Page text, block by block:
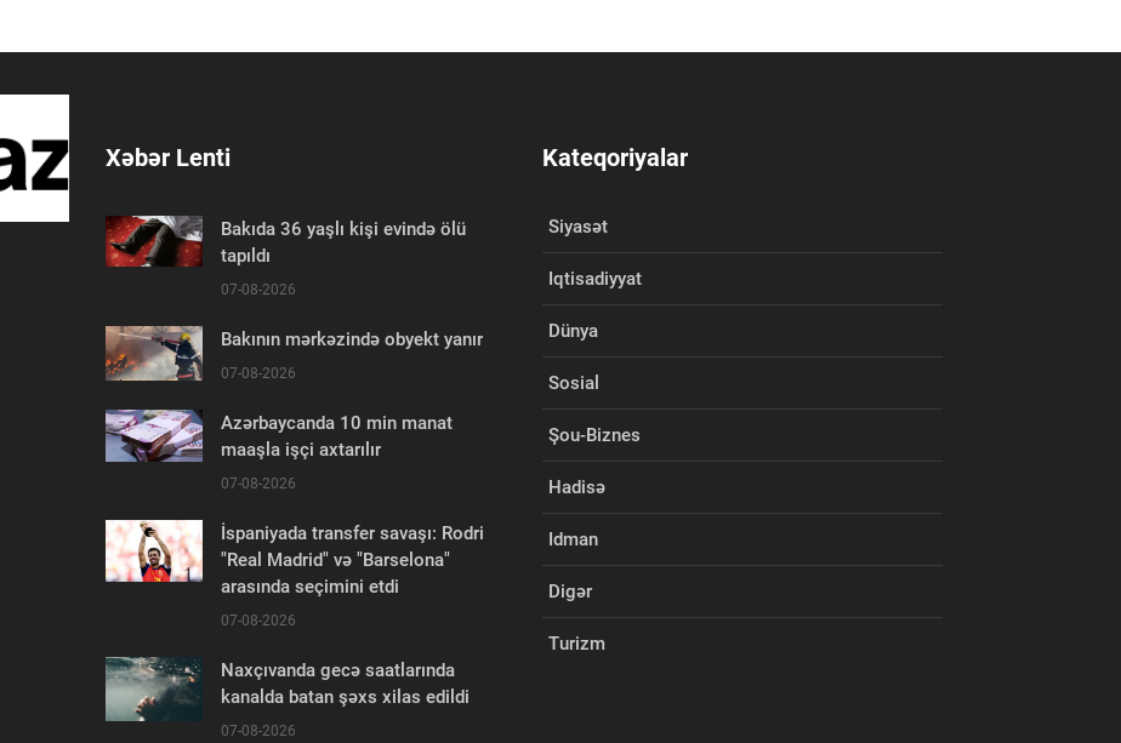
Xəbər Lenti
Bakıda 36 yaşlı kişi evində ölü
tapıldı
07-08-2026
Bakının mərkəzində obyekt yanır
07-08-2026
Azərbaycanda 10 min manat
maaşla işçi axtarılır
07-08-2026
İspaniyada transfer savaşı: Rodri
"Real Madrid" və "Barselona"
arasında seçimini etdi
07-08-2026
Naxçıvanda gecə saatlarında
kanalda batan şəxs xilas edildi
07-08-2026
Kateqoriyalar
Siyasət
Iqtisadiyyat
Dünya
Sosial
Şou-Biznes
Hadisə
Idman
Digər
Turizm